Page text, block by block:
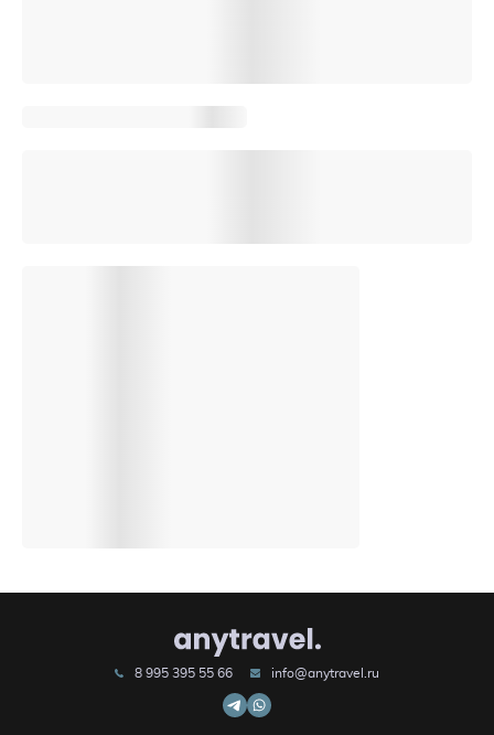
8 995 395 55 66 info@anytravel.ru